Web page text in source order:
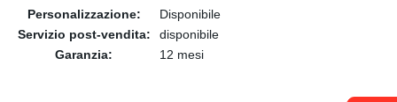
Personalizzazione:
Disponibile
Servizio post-vendita:
disponibile
Garanzia:
12 mesi